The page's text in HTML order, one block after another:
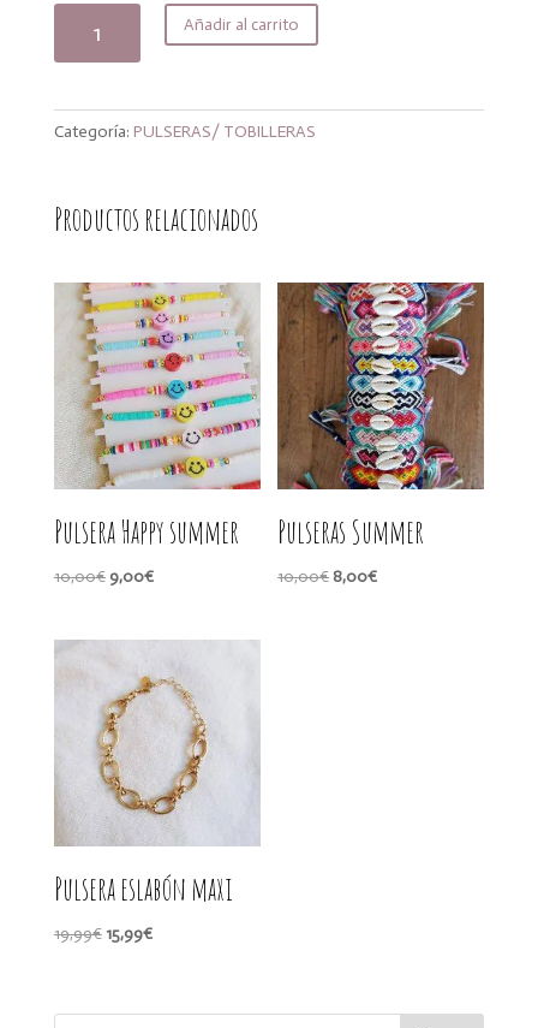
Añadir al carrito
Categoría: PULSERAS/ TOBILLERAS
Productos relacionados
Pulsera Happy summer
10,00€ El
10,00€.
9,00€El
9,00€.
Pulseras Summer
10,00€El
8,00€El
Pulsera eslabón maxi
19,99€El
era:
15,99€El
es: